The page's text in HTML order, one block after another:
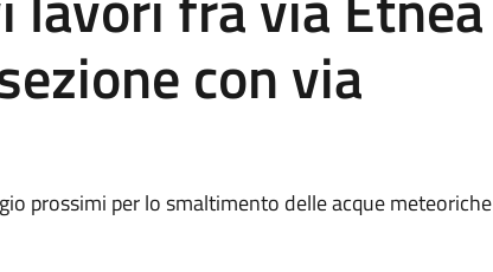
con via
prossimi per lo smaltimento delle acque meteoriche